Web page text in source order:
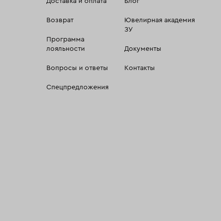
Возврат
Программа
лояльности
Вопросы и ответы
Спецпредложения
Ювелирная академия
ЗУ
Документы
Контакты